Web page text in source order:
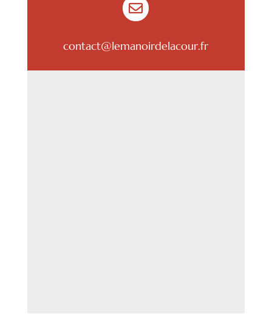

contact@lemanoirdelacour.fr